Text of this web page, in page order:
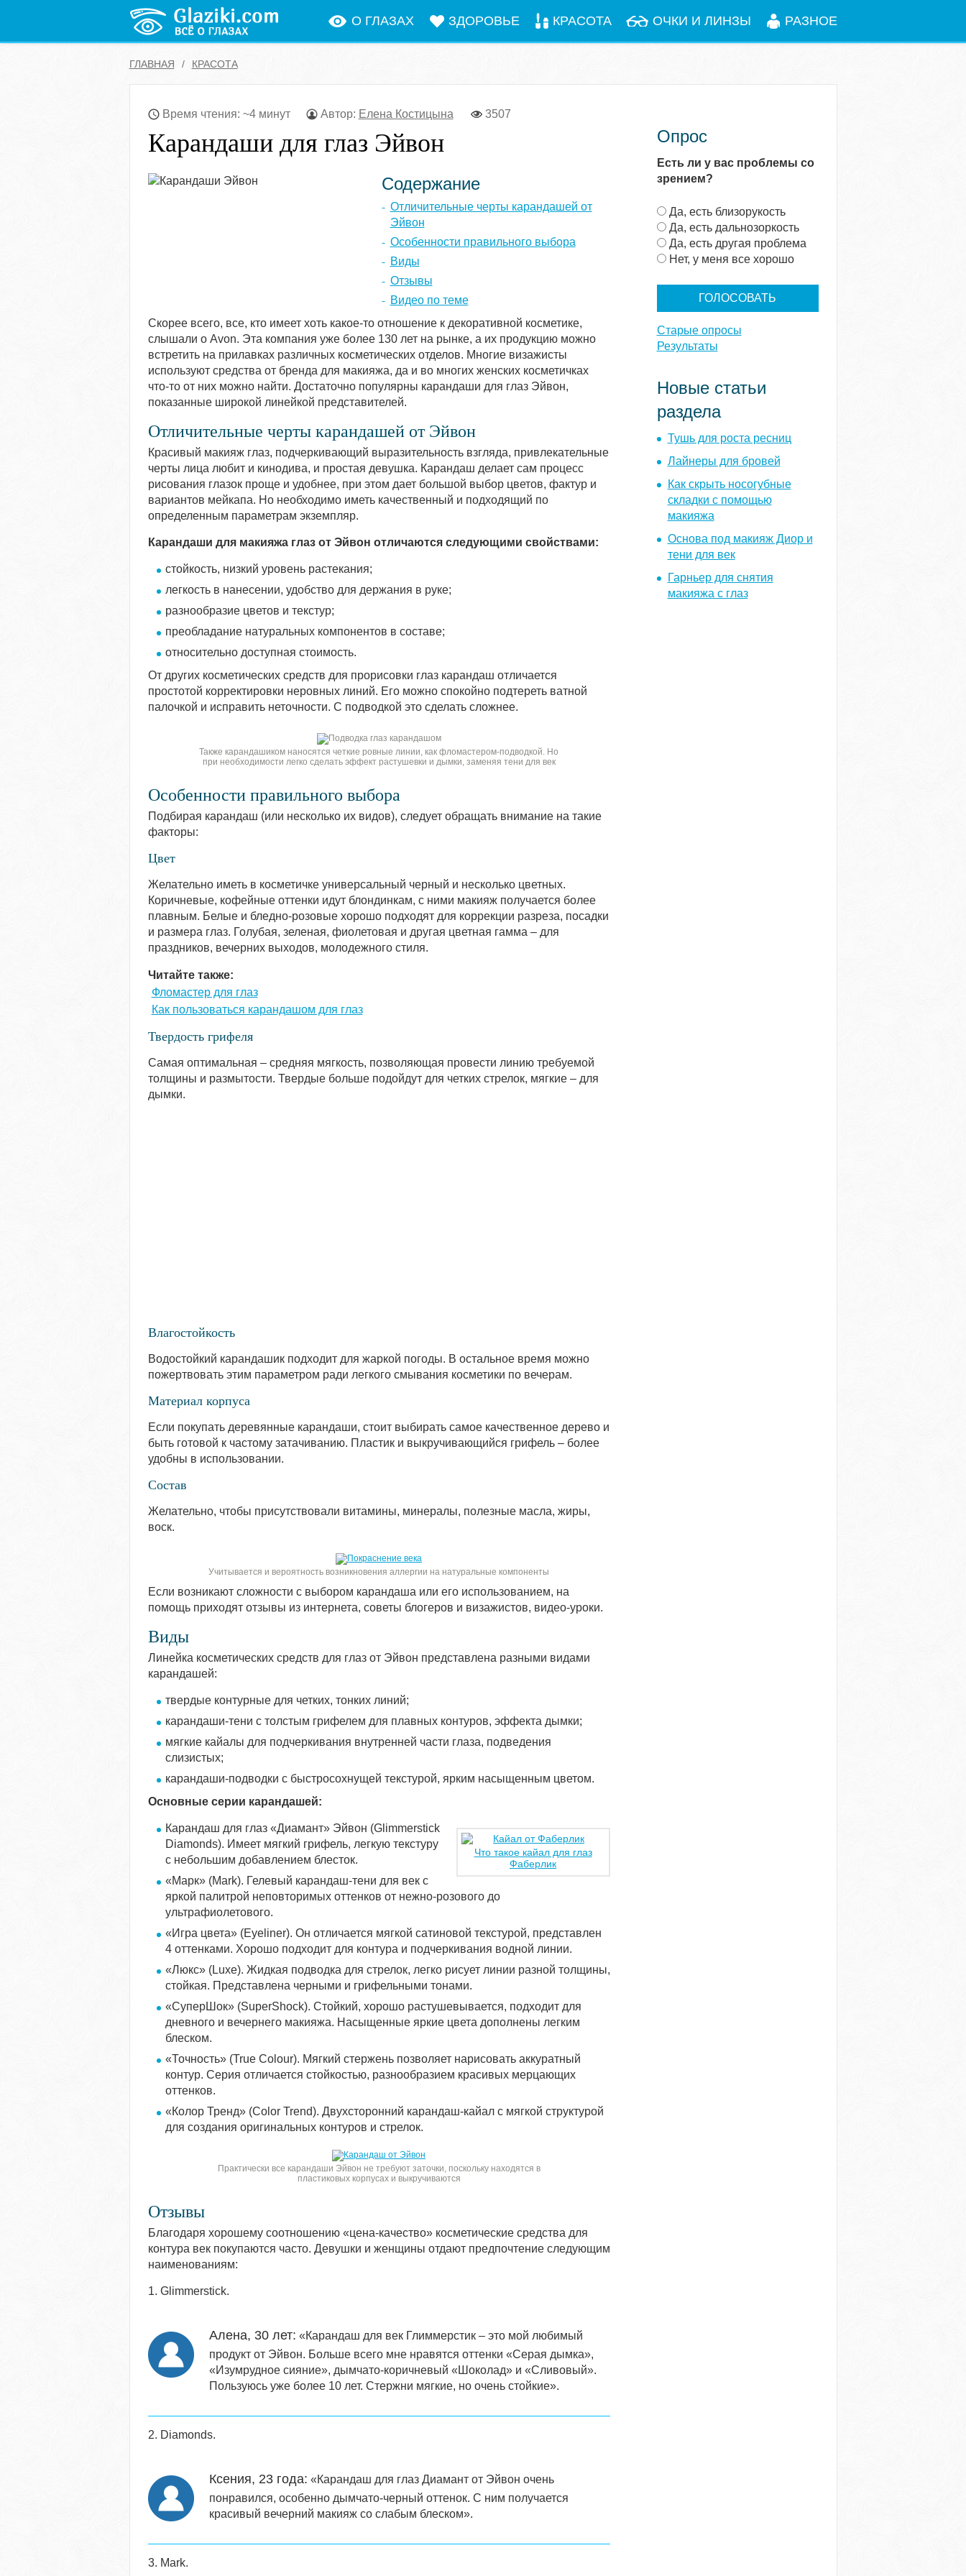
О ГЛАЗАХ ЗДОРОВЬЕ КРАСОТА ОЧКИ И ЛИНЗЫ РАЗНОЕ
ГЛАВНАЯ КРАСОТА
Время чтения: ~4 минут Автор: Елена Костицына 3507
Карандаши для глаз Эйвон
Содержание
Отличительные черты карандашей от
Эйвон
Особенности правильного выбора
Виды
Отзывы
Видео по теме
Скорее всего, все, кто имеет хоть какое-то отношение к декоративной косметике,
слышали о Avon. Эта компания уже более 130 лет на рынке, а их продукцию можно
встретить на прилавках различных косметических отделов. Многие визажисты
используют средства от бренда для макияжа, да и во многих женских косметичках
что-то от них можно найти. Достаточно популярны карандаши для глаз Эйвон,
показанные широкой линейкой представителей.
Отличительные черты карандашей от Эйвон
Красивый макияж глаз, подчеркивающий выразительность взгляда, привлекательные
черты лица любит и кинодива, и простая девушка. Карандаш делает сам процесс
рисования глазок проще и удобнее, при этом дает большой выбор цветов, фактур и
вариантов мейкапа. Но необходимо иметь качественный и подходящий по
определенным параметрам экземпляр.
Карандаши для макияжа глаз от Эйвон отличаются следующими свойствами:
стойкость, низкий уровень растекания;
легкость в нанесении, удобство для держания в руке;
разнообразие цветов и текстур;
преобладание натуральных компонентов в составе;
относительно доступная стоимость.
От других косметических средств для прорисовки глаз карандаш отличается
простотой корректировки неровных линий. Его можно спокойно подтереть ватной
палочкой и исправить неточности. С подводкой это сделать сложнее.
Также карандашиком наносятся четкие ровные линии, как фломастером-подводкой. Но
при необходимости легко сделать эффект растушевки и дымки, заменяя тени для век
Особенности правильного выбора
Подбирая карандаш (или несколько их видов), следует обращать внимание на такие
факторы:
Цвет
Желательно иметь в косметичке универсальный черный и несколько цветных.
Коричневые, кофейные оттенки идут блондинкам, с ними макияж получается более
плавным. Белые и бледно-розовые хорошо подходят для коррекции разреза, посадки
и размера глаз. Голубая, зеленая, фиолетовая и другая цветная гамма – для
праздников, вечерних выходов, молодежного стиля.
Читайте также:
Фломастер для глаз
Как пользоваться карандашом для глаз
Твердость грифеля
Самая оптимальная – средняя мягкость, позволяющая провести линию требуемой
толщины и размытости. Твердые больше подойдут для четких стрелок, мягкие – для
дымки.
Влагостойкость
Водостойкий карандашик подходит для жаркой погоды. В остальное время можно
пожертвовать этим параметром ради легкого смывания косметики по вечерам.
Материал корпуса
Если покупать деревянные карандаши, стоит выбирать самое качественное дерево и
быть готовой к частому затачиванию. Пластик и выкручивающийся грифель – более
удобны в использовании.
Состав
Желательно, чтобы присутствовали витамины, минералы, полезные масла, жиры,
воск.
Учитывается и вероятность возникновения аллергии на натуральные компоненты
Если возникают сложности с выбором карандаша или его использованием, на
помощь приходят отзывы из интернета, советы блогеров и визажистов, видео-уроки.
Виды
Линейка косметических средств для глаз от Эйвон представлена разными видами
карандашей:
твердые контурные для четких, тонких линий;
карандаши-тени с толстым грифелем для плавных контуров, эффекта дымки;
мягкие кайалы для подчеркивания внутренней части глаза, подведения
слизистых;
карандаши-подводки с быстросохнущей текстурой, ярким насыщенным цветом.
Основные серии карандашей:
Что такое кайал для глаз
Фаберлик
Карандаш для глаз «Диамант» Эйвон (Glimmerstick
Diamonds). Имеет мягкий грифель, легкую текстуру
с небольшим добавлением блесток.
«Марк» (Mark). Гелевый карандаш-тени для век с
яркой палитрой неповторимых оттенков от нежно-розового до
ультрафиолетового.
«Игра цвета» (Eyeliner). Он отличается мягкой сатиновой текстурой, представлен
4 оттенками. Хорошо подходит для контура и подчеркивания водной линии.
«Люкс» (Luxe). Жидкая подводка для стрелок, легко рисует линии разной толщины,
стойкая. Представлена черными и грифельными тонами.
«СуперШок» (SuperShoсk). Стойкий, хорошо растушевывается, подходит для
дневного и вечернего макияжа. Насыщенные яркие цвета дополнены легким
блеском.
«Точность» (True Colour). Мягкий стержень позволяет нарисовать аккуратный
контур. Серия отличается стойкостью, разнообразием красивых мерцающих
оттенков.
«Колор Тренд» (Color Trend). Двухсторонний карандаш-кайал с мягкой структурой
для создания оригинальных контуров и стрелок.
Практически все карандаши Эйвон не требуют заточки, поскольку находятся в
пластиковых корпусах и выкручиваются
Отзывы
Благодаря хорошему соотношению «цена-качество» косметические средства для
контура век покупаются часто. Девушки и женщины отдают предпочтение следующим
наименованиям:
1. Glimmerstick.
Алена, 30 лет: «Карандаш для век Глиммерстик – это мой любимый
продукт от Эйвон. Больше всего мне нравятся оттенки «Серая дымка»,
«Изумрудное сияние», дымчато-коричневый «Шоколад» и «Сливовый».
Пользуюсь уже более 10 лет. Стержни мягкие, но очень стойкие».
2. Diamonds.
Ксения, 23 года: «Карандаш для глаз Диамант от Эйвон очень
понравился, особенно дымчато-черный оттенок. С ним получается
красивый вечерний макияж со слабым блеском».
3. Mark.
Опрос
Есть ли у вас проблемы со
зрением?
В
а
р
и
Да, есть близорукость
Да, есть дальнозоркость
Да, есть другая проблема
Нет, у меня все хорошо
Старые опросы
Результаты
Новые статьи
раздела
Тушь для роста ресниц
Лайнеры для бровей
Как скрыть носогубные
складки с помощью
макияжа
Основа под макияж Диор и
тени для век
Гарньер для снятия
макияжа с глаз